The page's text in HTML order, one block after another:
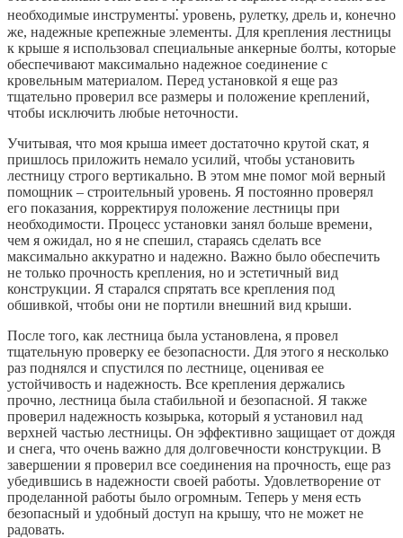
необходимые инструменты⁚ уровень, рулетку, дрель и, конечно
же, надежные крепежные элементы. Для крепления лестницы
к крыше я использовал специальные анкерные болты, которые
обеспечивают максимально надежное соединение с
кровельным материалом. Перед установкой я еще раз
тщательно проверил все размеры и положение креплений,
чтобы исключить любые неточности.
Учитывая, что моя крыша имеет достаточно крутой скат, я
пришлось приложить немало усилий, чтобы установить
лестницу строго вертикально. В этом мне помог мой верный
помощник – строительный уровень. Я постоянно проверял
его показания, корректируя положение лестницы при
необходимости. Процесс установки занял больше времени,
чем я ожидал, но я не спешил, стараясь сделать все
максимально аккуратно и надежно. Важно было обеспечить
не только прочность крепления, но и эстетичный вид
конструкции. Я старался спрятать все крепления под
обшивкой, чтобы они не портили внешний вид крыши.
После того, как лестница была установлена, я провел
тщательную проверку ее безопасности. Для этого я несколько
раз поднялся и спустился по лестнице, оценивая ее
устойчивость и надежность. Все крепления держались
прочно, лестница была стабильной и безопасной. Я также
проверил надежность козырька, который я установил над
верхней частью лестницы. Он эффективно защищает от дождя
и снега, что очень важно для долговечности конструкции. В
завершении я проверил все соединения на прочность, еще раз
убедившись в надежности своей работы. Удовлетворение от
проделанной работы было огромным. Теперь у меня есть
безопасный и удобный доступ на крышу, что не может не
радовать.